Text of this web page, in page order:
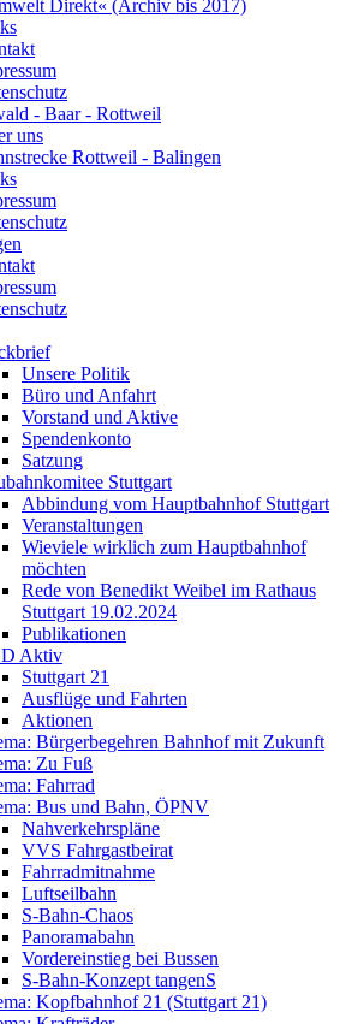
Direkt« (Archiv bis 2017)
- Baar - Rottweil
uns
Rottweil - Balingen
Unsere Politik
Büro und Anfahrt
Vorstand und Aktive
Spendenkonto
Satzung
Stuttgart
Abbindung vom Hauptbahnhof Stuttgart
Veranstaltungen
Wieviele wirklich zum Hauptbahnhof
möchten
Rede von Benedikt Weibel im Rathaus
Stuttgart 19.02.2024
Publikationen
Aktiv
Stuttgart 21
Ausflüge und Fahrten
Aktionen
Bürgerbegehren Bahnhof mit Zukunft
Zu Fuß
Fahrrad
Bus und Bahn, ÖPNV
Nahverkehrspläne
VVS Fahrgastbeirat
Fahrradmitnahme
Luftseilbahn
S-Bahn-Chaos
Panoramabahn
Vordereinstieg bei Bussen
S-Bahn-Konzept tangenS
Kopfbahnhof 21 (Stuttgart 21)